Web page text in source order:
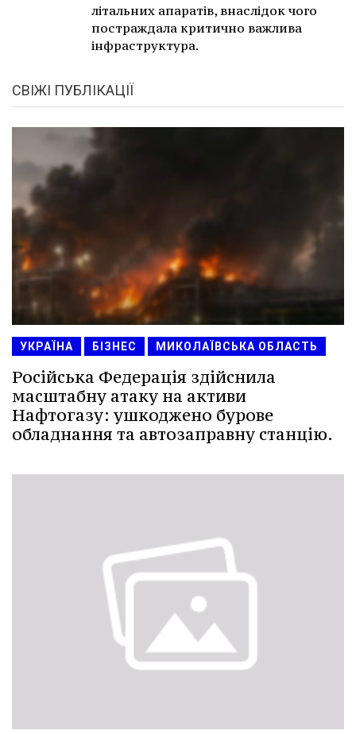
літальних апаратів, внаслідок чого
постраждала критично важлива
інфраструктура.
СВІЖІ ПУБЛІКАЦІЇ
УКРАЇНА БІЗНЕС МИКОЛАЇВСЬКА ОБЛАСТЬ
Російська Федерація здійснила
масштабну атаку на активи
Нафтогазу: ушкоджено бурове
обладнання та автозаправну станцію.